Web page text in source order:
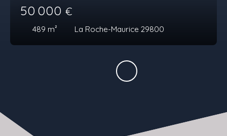
50 000 €
489 m² La Roche-Maurice 29800